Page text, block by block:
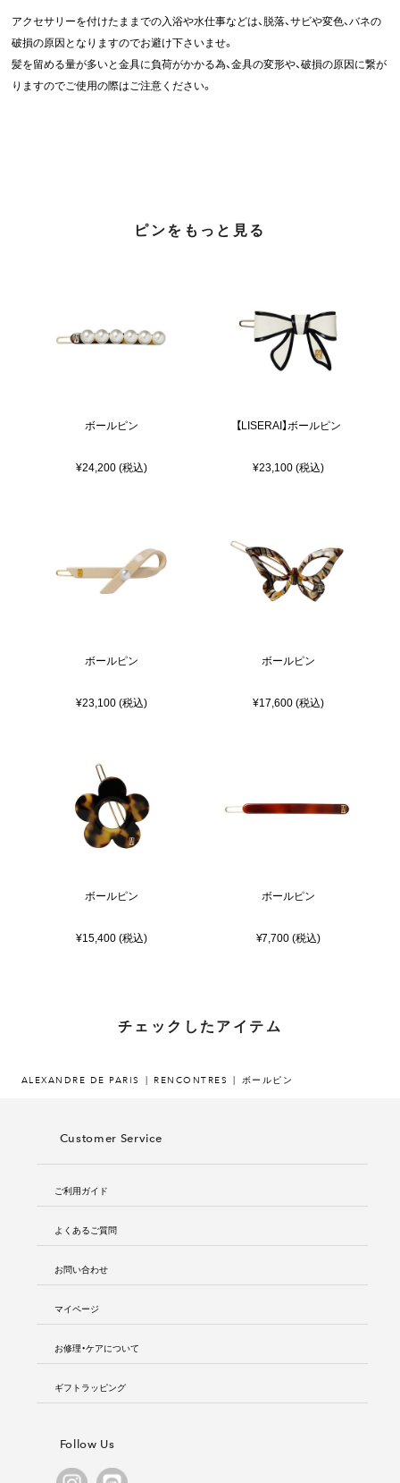
アクセサリーを付けたままでの入浴や水仕事などは、脱落、サビや変色、バネの
破損の原因となりますのでお避け下さいませ。
髪を留める量が多いと金具に負荷がかかる為、金具の変形や、破損の原因に繋が
りますのでご使用の際はご注意ください。
ピンをもっと見る
ボールピン
¥24,200 (税込)
【LISERAI】ボールピン
¥23,100 (税込)
ボールピン
¥23,100 (税込)
ボールピン
¥17,600 (税込)
ボールピン
¥15,400 (税込)
ボールピン
¥7,700 (税込)
チェックしたアイテム
ALEXANDRE DE PARIS RENCONTRES ボールピン
Customer Service
ご利用ガイド
よくあるご質問
お問い合わせ
マイページ
お修理・ケアについて
ギフトラッピング
Follow Us